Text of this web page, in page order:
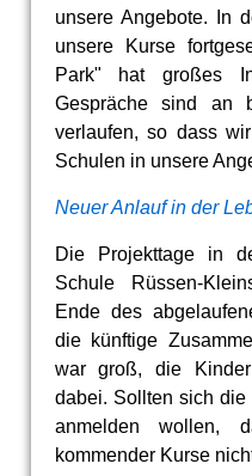
unsere Angebote. In
unsere Kurse
Park" hat großes
Gespräche sind an
verlaufen, so dass
Schulen in unsere
Neuer Anlauf in der
Die Projekttage in
Schule Rüssen-
Ende des
die künftige
war groß, die
dabei. Sollten sich
anmelden wollen,
kommender Kurse